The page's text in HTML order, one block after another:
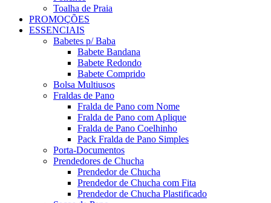
Toalha de Praia
PROMOÇÕES
ESSENCIAIS
Babetes p/ Baba
Babete Bandana
Babete Redondo
Babete Comprido
Bolsa Multiusos
Fraldas de Pano
Fralda de Pano com Nome
Fralda de Pano com Aplique
Fralda de Pano Coelhinho
Pack Fralda de Pano Simples
Porta-Documentos
Prendedores de Chucha
Prendedor de Chucha
Prendedor de Chucha com Fita
Prendedor de Chucha Plastificado